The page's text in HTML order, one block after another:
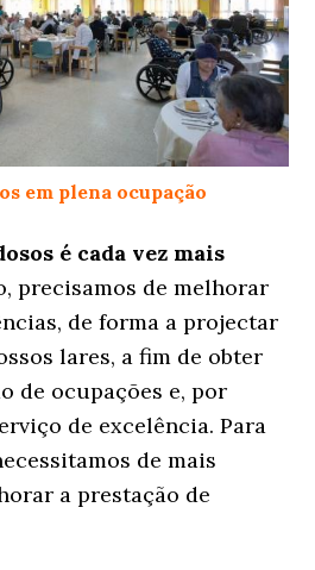
em plena ocupação
é cada vez mais
precisamos de melhorar
de forma a projectar
lares, a fim de obter
de ocupações e, por
de excelência. Para
de mais
a prestação de